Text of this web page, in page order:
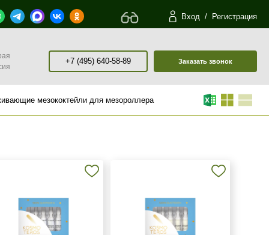
Вход / Регистрация
+7 (495) 640-58-89 Заказать звонок
мезококтейли для мезороллера